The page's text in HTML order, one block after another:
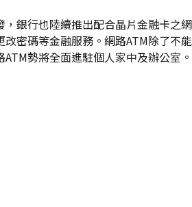
，銀行也陸續推出配合晶片金融卡之
密碼等金融服務。網路ATM除了不
勢將全面進駐個人家中及辦公室。